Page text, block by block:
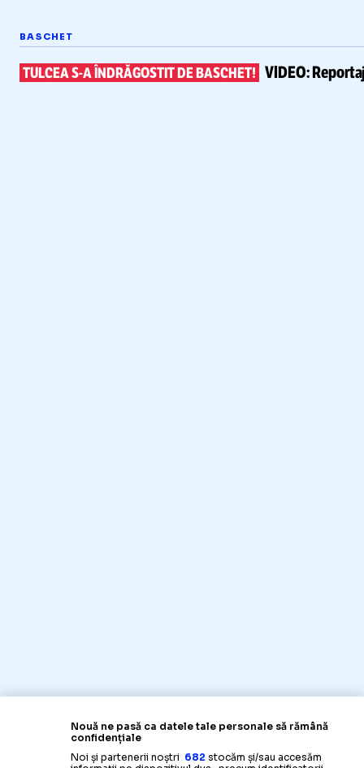
BASCHET
TULCEAS-AÎNDRĂGOSTIT DE BASCHET! VIDEO:
Nouă ne pasă ca datele tale personale să rămână
confidențiale
Noi și partenerii noștri 682 stocăm și/sau accesăm